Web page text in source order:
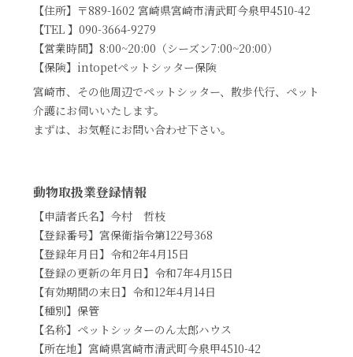
【住所】〒889-1602 宮崎県宮崎市清武町今泉甲4510-42
【TEL 】090-3664-9279
【営業時間】8:00~20:00（シーズン7:00~20:00）
【保険】intopetペットシッター保険
宮崎市、その他周辺でペットシッター、散歩代行、ペット
介護にお伺いいたします。
まずは、お気軽にお問い合わせ下さい。
動物取扱業登録情報
【申請者氏名】今村 哲枝
【登録番号】宮保衛指令第122号368
【登録年月日】令和2年4月15日
【登録の更新の年月日】令和7年4月15日
【有効期間の末日】令和12年4月14日
【種別】保管
【名称】ペットシッターのん太郎ハウス
【所在地】宮崎県宮崎市清武町今泉甲4510-42